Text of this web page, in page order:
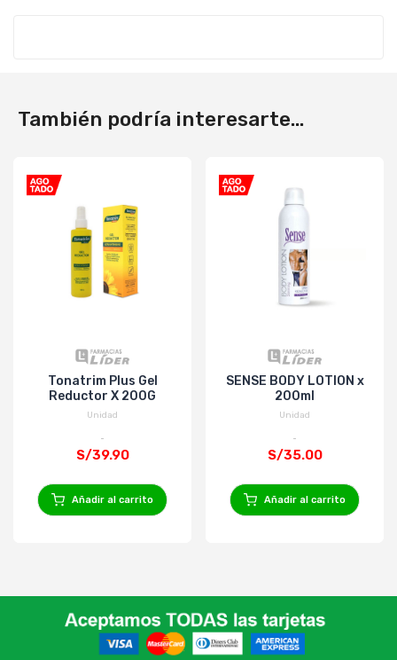
También podría interesarte...
Tonatrim Plus Gel
Reductor X 200G
Unidad
S/39.90
Añadir al carrito
SENSE BODY LOTION x
200ml
Unidad
S/35.00
Añadir al carrito